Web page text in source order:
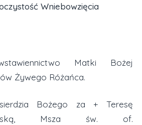
Wniebowzięcia
Matki Bożej
Żywego Różańca.
Bożego za + Teresę
Msza św. of.